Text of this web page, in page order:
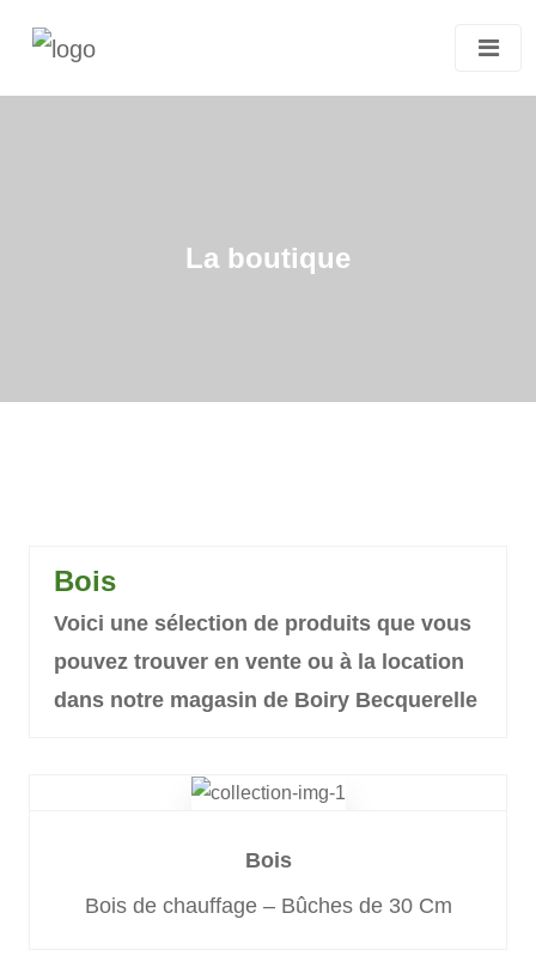
La boutique
Bois
Voici une sélection de produits que vous
pouvez trouver en vente ou à la location
dans notre magasin de Boiry Becquerelle
Bois
Bois de chauffage – Bûches de 30 Cm